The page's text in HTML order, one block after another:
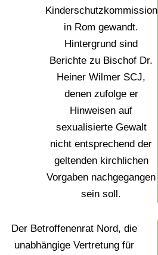
Kinderschutzkommission
in Rom gewandt.
Hintergrund sind
Berichte zu Bischof Dr.
Heiner Wilmer SCJ,
denen zufolge er
Hinweisen auf
sexualisierte Gewalt
nicht entsprechend der
geltenden kirchlichen
Vorgaben nachgegangen
sein soll.
Der Betroffenenrat Nord, die
unabhängige Vertretung für